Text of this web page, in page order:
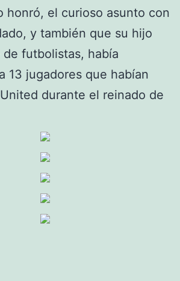
honró, el curioso asunto con
y también que su hijo
futbolistas, había
13 jugadores que habían
durante el reinado de